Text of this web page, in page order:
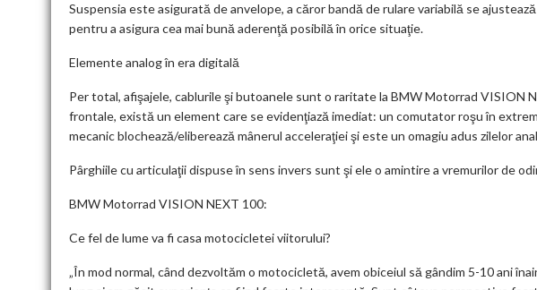
Suspensia este asigurată de anvelope, a căror bandă de rulare variabilă se
pentru a asigura cea mai bună aderenţă posibilă în orice situaţie.
Elemente analog în era digitală
Per total, afişajele, cablurile şi butoanele sunt o raritate la BMW Motorrad VISION
frontale, există un element care se evidenţiază imediat: un comutator roşu în
mecanic blochează/eliberează mânerul acceleraţiei şi este un omagiu adus zilelor
Pârghiile cu articulaţii dispuse în sens invers sunt şi ele o amintire a vremurilor de
BMW Motorrad VISION NEXT 100:
Ce fel de lume va fi casa motocicletei viitorului?
„În mod normal, când dezvoltăm o motocicletă, avem obiceiul să gândim 5-10 ani